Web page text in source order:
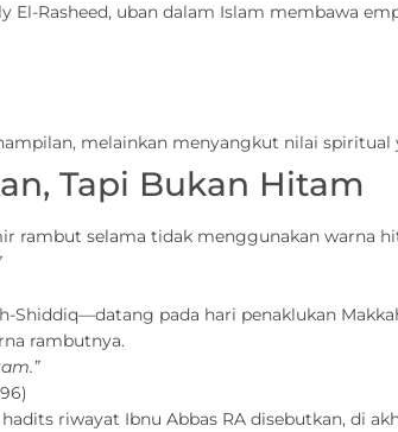
El-Rasheed, uban dalam Islam membawa
melainkan menyangkut nilai spiritual
Tapi Bukan Hitam
selama tidak menggunakan warna
Shiddiq—datang pada hari penaklukan
rambutnya.
riwayat Ibnu Abbas RA disebutkan, di